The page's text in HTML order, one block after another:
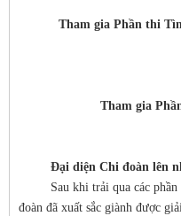
Tham gia Phần thi
Tham gia
Đại diện Chi đoàn lên
Sau khi trải qua các phần
đoàn đã xuất sắc giành được